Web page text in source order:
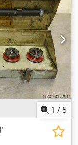
1 / 5